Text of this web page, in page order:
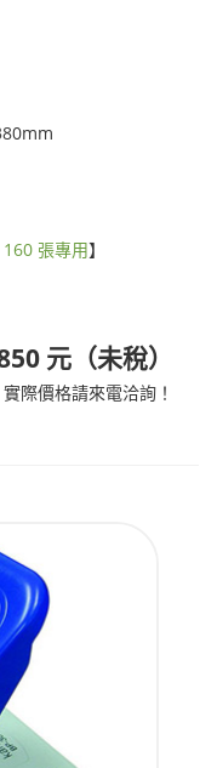
張專用】
元（未稅）
際價格請來電洽詢！